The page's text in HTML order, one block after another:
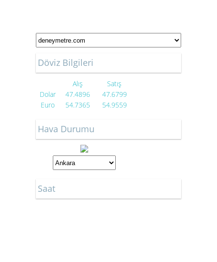
Döviz Bilgileri
Alış
Satış
Dolar
47.4896
47.6799
Euro
54.7365 54.9559
Hava Durumu
Saat